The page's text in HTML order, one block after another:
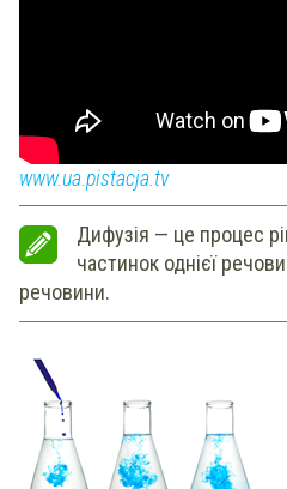
www.ua.pistacja.tv
Дифузія — це процес
частинок однієї
речовини.